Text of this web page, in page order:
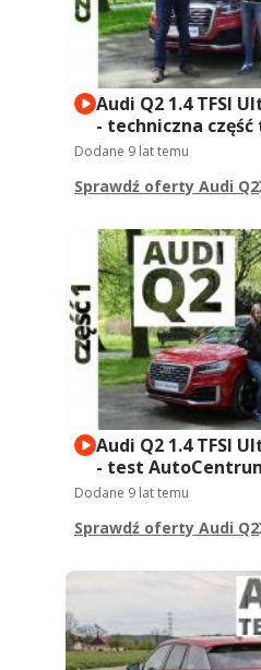
Audi Q2 1.4 TFSI
- techniczna
Dodane 9 lat temu
Sprawdź oferty Audi Q2
Audi Q2 1.4 TFSI
- test
Dodane 9 lat temu
Sprawdź oferty Audi Q2